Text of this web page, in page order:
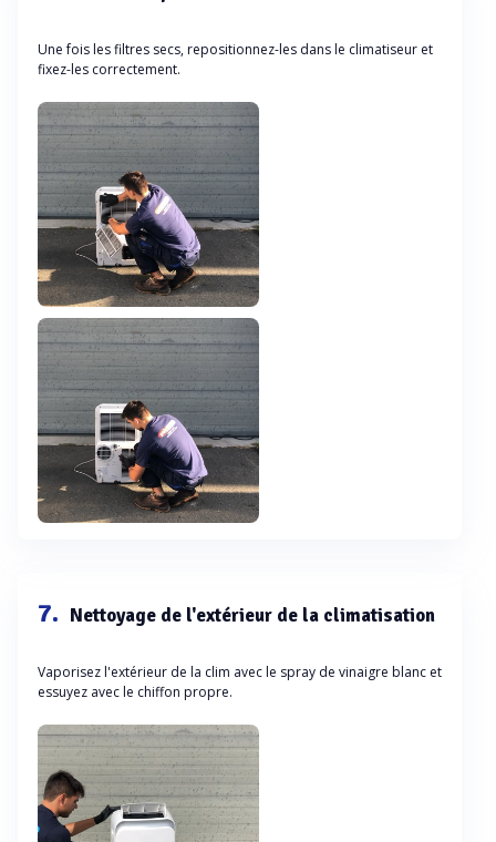
Une fois les filtres secs, repositionnez-les dans le climatiseur et
fixez-les correctement.
7. Nettoyage de l'extérieur de la climatisation
Vaporisez l'extérieur de la clim avec le spray de vinaigre blanc et
essuyez avec le chiffon propre.